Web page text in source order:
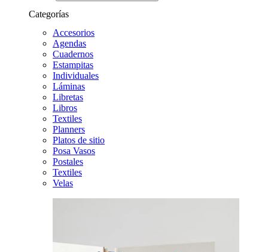
Categorías
Accesorios
Agendas
Cuadernos
Estampitas
Individuales
Láminas
Libretas
Libros
Textiles
Planners
Platos de sitio
Posa Vasos
Postales
Textiles
Velas